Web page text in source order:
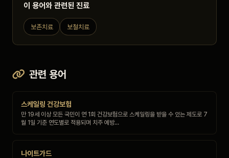
이 용어와 관련된 진료
보존치료 보철치료
관련 용어
스케일링 건강보험
만 19세 이상 모든 국민이 연 1회 건강보험으로 스케일링을 받을 수 있는 제도로 7
월 1일 기준 연도별로 적용되며 치주 예방…
나이트가드